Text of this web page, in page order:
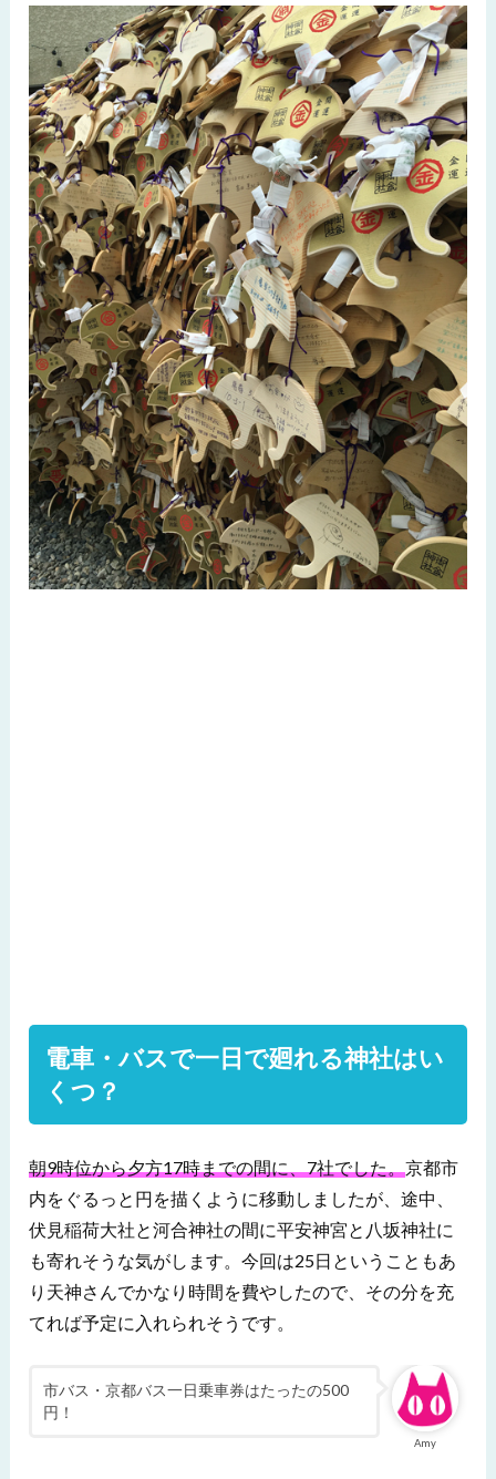
電車・バスで一日で廻れる神社はい
くつ？
朝9時位から夕方17時までの間に、7社でした。京都市
内をぐるっと円を描くように移動しましたが、途中、
伏見稲荷大社と河合神社の間に平安神宮と八坂神社に
も寄れそうな気がします。今回は25日ということもあ
り天神さんでかなり時間を費やしたので、その分を充
てれば予定に入れられそうです。
Amy
市バス・京都バス一日乗車券はたったの500
円！